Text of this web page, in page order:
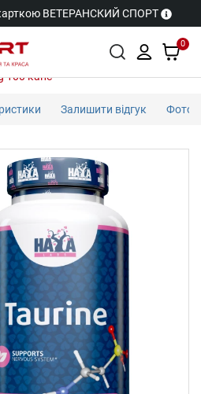
ВЕТЕРАНСКИЙ СПОРТ
0
100 капс
Залишити відгук Фото